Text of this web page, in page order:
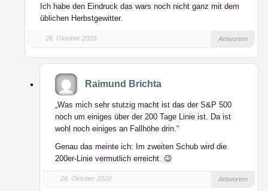
Ich habe den Eindruck das wars noch nicht ganz mit dem
üblichen Herbstgewitter.
26. Oktober 2020 Antworten
Raimund Brichta
„Was mich sehr stutzig macht ist das der S&P 500
noch um einiges über der 200 Tage Linie ist. Da ist
wohl noch einiges an Fallhöhe drin.“
Genau das meinte ich: Im zweiten Schub wird die
200er-Linie vermutlich erreicht. 😉
26. Oktober 2020 Antworten